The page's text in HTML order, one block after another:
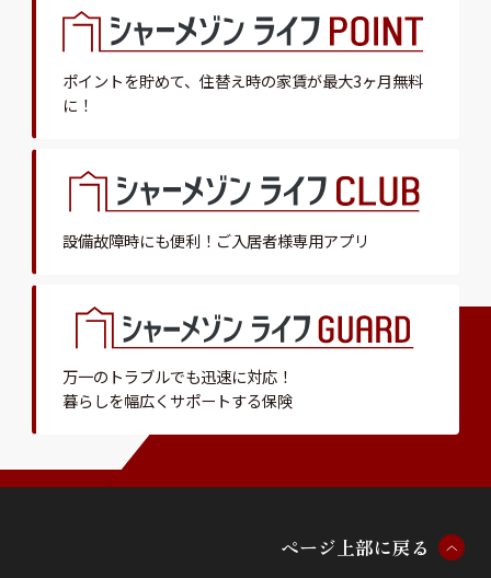
ポイントを貯めて、 住替え時の家賃が最大3ヶ月無料
に！
設備故障時にも便利！ ご入居者様専用アプリ
万一のトラブルでも迅速に対応！
暮らしを幅広くサポートする保険
ページ 上部に戻る